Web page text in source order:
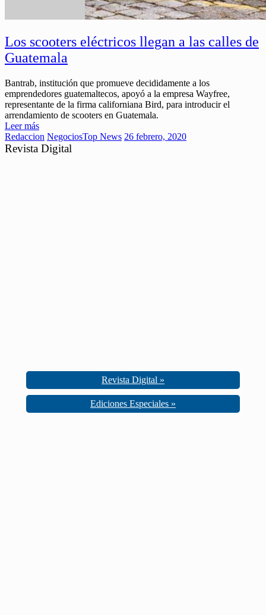
Los scooters eléctricos llegan a las calles de
Guatemala
Bantrab, institución que promueve decididamente a los
emprendedores guatemaltecos, apoyó a la empresa Wayfree,
representante de la firma californiana Bird, para introducir el
arrendamiento de scooters en Guatemala.
Leer más
Redaccion NegociosTop News 26 febrero, 2020
Revista Digital
Revista Digital »
Ediciones Especiales »